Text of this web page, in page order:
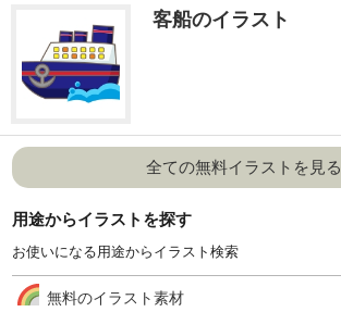
客船のイラスト
全ての無料イラストを見る
用途からイラストを探す
お使いになる用途からイラスト検索
無料のイラスト素材